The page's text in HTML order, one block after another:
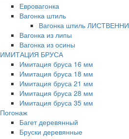
Евровагонка
Вагонка штиль
Вагонка штиль
Вагонка из липы
Вагонка из осины
ИМИТАЦИЯ БРУСА
Имитация бруса 16 мм
Имитация бруса 18 мм
Имитация бруса 21 мм
Имитация бруса 28 мм
Имитация бруса 35 мм
Погонаж
Багет деревянный
Бруски деревянные